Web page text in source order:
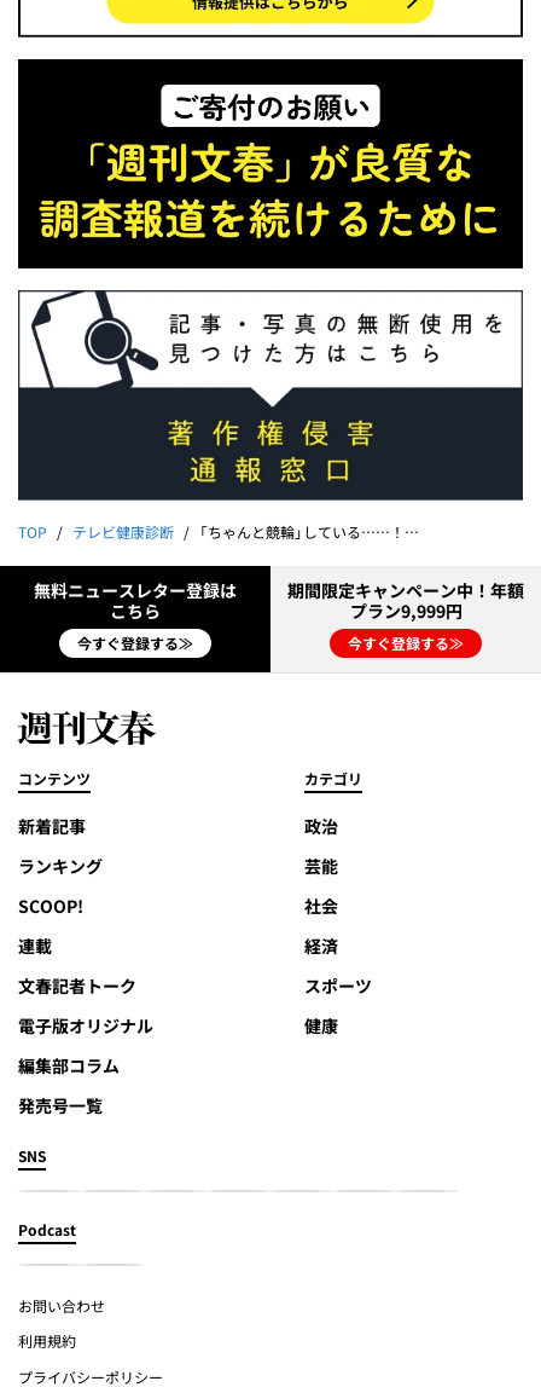
TOP テレビ健康診断 「ちゃんと競輪」している……！ キラキラを目指さない女子競輪アニメ
無料ニュースレター登録は
こちら
今すぐ登録する≫
期間限定キャンペーン中！年額
プラン9,999円
今すぐ登録する≫
コンテンツ
新着記事
ランキング
SCOOP!
連載
文春記者トーク
電子版オリジナル
編集部コラム
発売号一覧
カテゴリ
政治
芸能
社会
経済
スポーツ
健康
SNS
Podcast
お問い合わせ
利用規約
プライバシーポリシー